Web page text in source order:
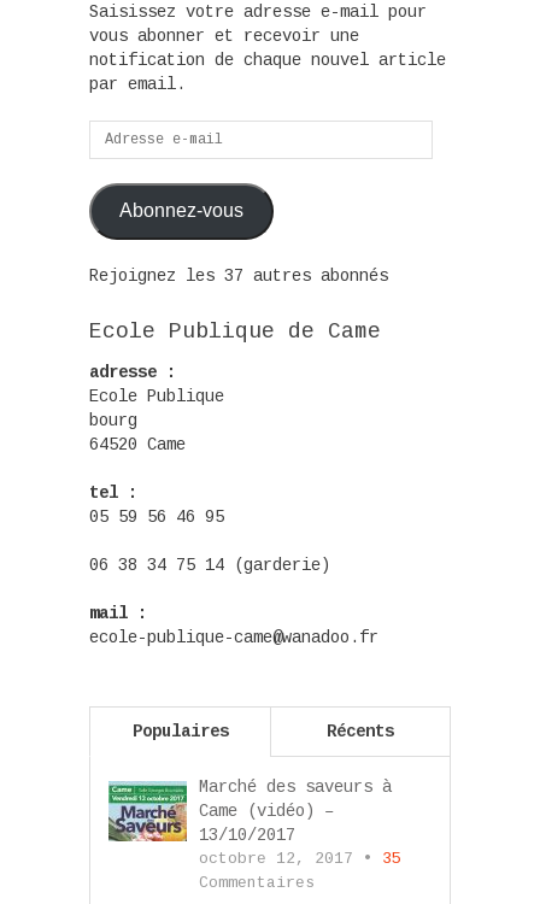
Saisissez votre adresse e-mail pour
vous abonner et recevoir une
notification de chaque nouvel article
par email.
Adresse
e-
mail
Abonnez-vous
Rejoignez les 37 autres abonnés
Ecole Publique de Came
adresse :
Ecole Publique
bourg
64520 Came
tel :
05 59 56 46 95
06 38 34 75 14 (garderie)
mail :
ecole-publique-came@wanadoo.fr
Populaires Récents
Marché des saveurs à
Came (vidéo) –
13/10/2017
octobre 12, 2017 • 35
Commentaires